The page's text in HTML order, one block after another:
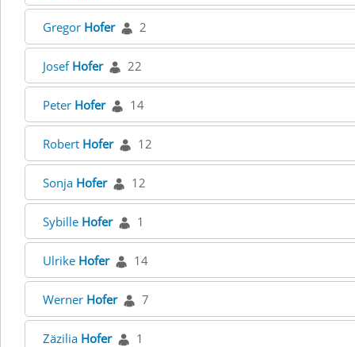
Gregor Hofer 2
Josef Hofer 22
Peter Hofer 14
Robert Hofer 12
Sonja Hofer 12
Sybille Hofer 1
Ulrike Hofer 14
Werner Hofer 7
Zäzilia Hofer 1